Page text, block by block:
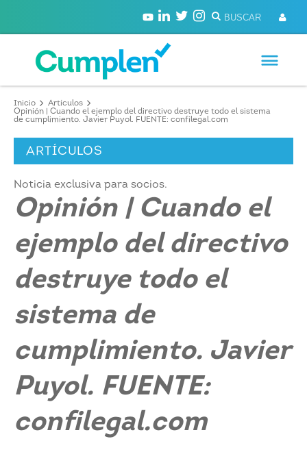
Inicio
Artículos
Opinión | Cuando el ejemplo del directivo destruye todo el sistema
de cumplimiento. Javier Puyol. FUENTE: confilegal.com
ARTÍCULOS
Noticia exclusiva para socios.
Opinión | Cuando el
ejemplo del directivo
destruye todo el
sistema de
cumplimiento. Javier
Puyol. FUENTE:
confilegal.com